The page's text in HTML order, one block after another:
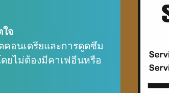
จ
อนเดรียและการดูดซึม
ยไม่ต้องมีคาเฟอีนหรือ